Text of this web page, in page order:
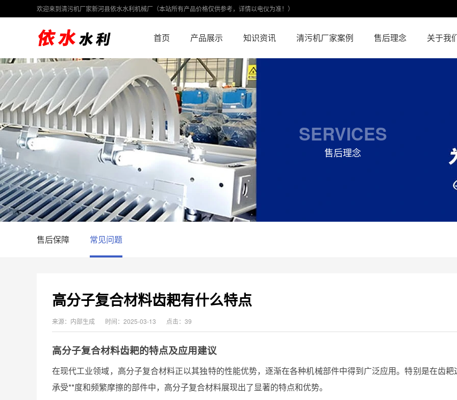
欢迎来到清污机厂家新河县依水水利机械厂（本站所有产品价格仅供参考，详情以电仪为准！）
首页 产品展示 知识资讯 清污机厂家案例 售后理念 关于我
SERVICES
售后理念
售后保障 常见问题
高分子复合材料齿耙有什么特点
来源：内部生成 时间：2025-03-13 点击：39
高分子复合材料齿耙的特点及应用建议
在现代工业领域，高分子复合材料正以其独特的性能优势，逐渐在各种机械部件中得到广泛应用。特别是在齿耙
承受**度和频繁摩擦的部件中，高分子复合材料展现出了显著的特点和优势。